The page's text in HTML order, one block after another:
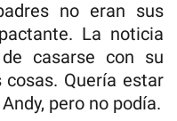
no eran sus
La noticia
casarse con su
Quería estar
pero no podía.